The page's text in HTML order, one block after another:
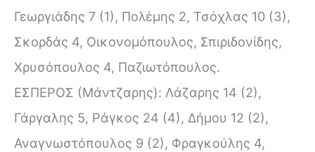
Γεωργιάδης 7 (1), Πολέμης 2, Τσόχλας 10 (3),
Σκορδάς 4, Οικονομόπουλος, Σπιριδονίδης,
Χρυσόπουλος 4, Παζιωτόπουλος.
ΕΣΠΕΡΟΣ (Μάντζαρης): Λάζαρης 14 (2),
Γάργαλης 5, Ράγκος 24 (4), Δήμου 12 (2),
Αναγνωστόπουλος 9 (2), Φραγκούλης 4,